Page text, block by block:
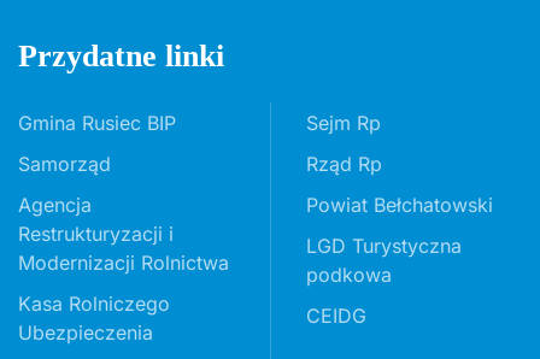
Przydatne linki
Gmina Rusiec BIP
Samorząd
Agencja
Restrukturyzacji i
Modernizacji Rolnictwa
Kasa Rolniczego
Ubezpieczenia
Sejm Rp
Rząd Rp
Powiat Bełchatowski
LGD Turystyczna
podkowa
CEIDG